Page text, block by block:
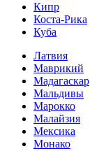
Кипр
Коста-Рика
Куба
Латвия
Маврикий
Мадагаскар
Мальдивы
Марокко
Малайзия
Мексика
Монако